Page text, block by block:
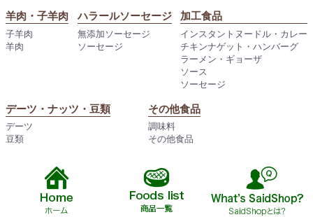
羊肉・子羊肉
子羊肉
羊肉
ハラールソーセージ
無添加ソーセージ
ソーセージ
加工食品
インスタントヌードル・カレー
チキンナゲット・ハンバーグ
ラーメン・ギョーザ
ソース
ソーセージ
デーツ・ナッツ・豆類
デーツ
豆類
その他食品
調味料
その他食品